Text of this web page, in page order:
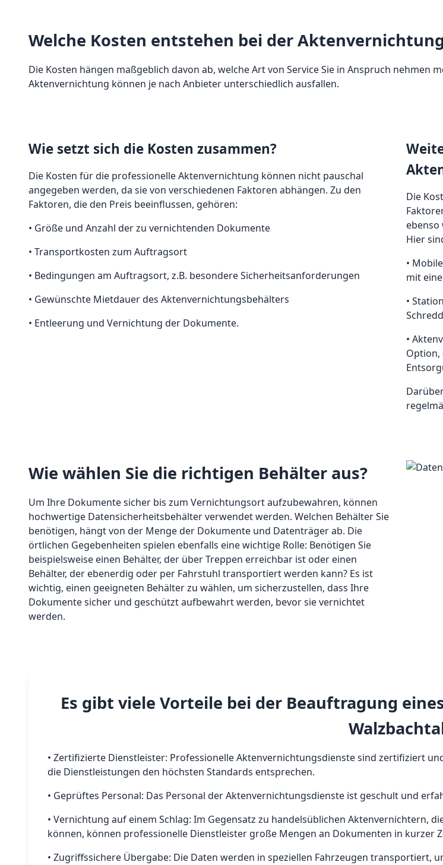
Welche Kosten entstehen bei der
Die Kosten hängen maßgeblich davon ab, welche Art von Service Sie in Anspruch nehmen
Aktenvernichtung können je nach Anbieter unterschiedlich ausfallen.
Wie setzt sich die Kosten zusammen?
Die Kosten für die professionelle Aktenvernichtung können nicht pauschal
angegeben werden, da sie von verschiedenen Faktoren abhängen. Zu den
Faktoren, die den Preis beeinflussen, gehören:
• Größe und Anzahl der zu vernichtenden Dokumente
• Transportkosten zum Auftragsort
• Bedingungen am Auftragsort, z.B. besondere Sicherheitsanforderungen
• Gewünschte Mietdauer des Aktenvernichtungsbehälters
• Entleerung und Vernichtung der Dokumente.
Die
ebenso
Hier
•
mit
•
•
Option,
Wie wählen Sie die richtigen Behälter aus?
Um Ihre Dokumente sicher bis zum Vernichtungsort aufzubewahren, können
hochwertige Datensicherheitsbehälter verwendet werden. Welchen Behälter Sie
benötigen, hängt von der Menge der Dokumente und Datenträger ab. Die
örtlichen Gegebenheiten spielen ebenfalls eine wichtige Rolle: Benötigen Sie
beispielsweise einen Behälter, der über Treppen erreichbar ist oder einen
Behälter, der ebenerdig oder per Fahrstuhl transportiert werden kann? Es ist
wichtig, einen geeigneten Behälter zu wählen, um sicherzustellen, dass Ihre
Dokumente sicher und geschützt aufbewahrt werden, bevor sie vernichtet
werden.
Es gibt viele Vorteile bei der Beauftragung
• Zertifizierte Dienstleister: Professionelle Aktenvernichtungsdienste sind zertifiziert
die Dienstleistungen den höchsten Standards entsprechen.
• Geprüftes Personal: Das Personal der Aktenvernichtungsdienste ist geschult und
• Vernichtung auf einem Schlag: Im Gegensatz zu handelsüblichen Aktenvernichtern,
können, können professionelle Dienstleister große Mengen an Dokumenten in kurzer
• Zugriffssichere Übergabe: Die Daten werden in speziellen Fahrzeugen transportiert,